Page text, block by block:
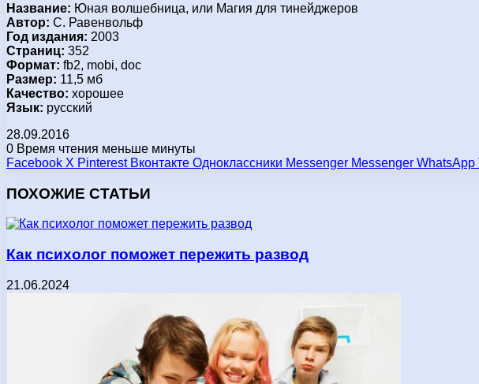
Название: Юная волшебница, или Магия для тинейджеров
Автор: С. Равенвольф
Год издания: 2003
Страниц: 352
Формат: fb2, mobi, doc
Размер: 11,5 мб
Качество: хорошее
Язык: русский
28.09.2016
0 Время чтения меньше минуты
Facebook X Pinterest Вконтакте Одноклассники Messenger Messenger WhatsApp
ПОХОЖИЕ СТАТЬИ
Как психолог поможет пережить развод
21.06.2024